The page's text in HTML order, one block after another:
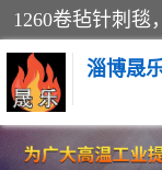
淄博晟